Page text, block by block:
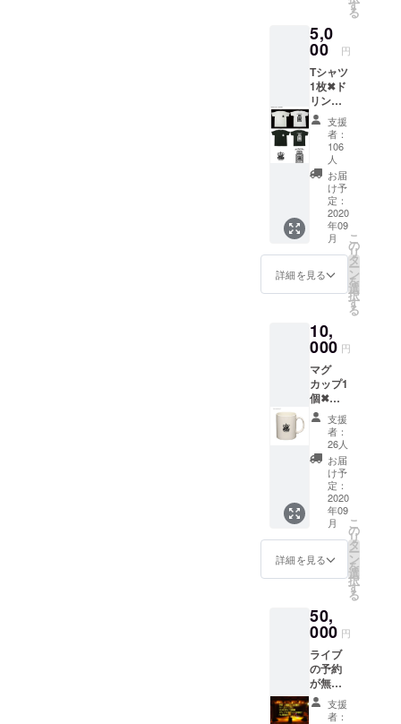
=cotton
100%
PP袋入
れ ドリ
ンクチ
ケット
有効期
限 2020
年9月～
2021年
3月まで
有効
す
る
5,0
00 円
Tシャツ
1枚✖ド
リンク
チケッ
ト3枚
VOXX
10th T-
shirts
サイズ
=S/M/L/
XL カ
ラー=ホ
ワイト/
ブラッ
ク 材質
れ ドリ
ンクチ
有効期
限 2020
年9月～
2021年
3月まで
有効
支援
者：
106
人
お届
け予
定：
2020
年09
月
詳細を見る
こ
の
リ
タ
ー
ン
を
選
択
す
る
10,
000 円
マグ
カップ1
個✖バ
ンダナ1
枚✖T
シャツ1
枚 ドリ
ンクチ
ケット5
VOXX
10th
MUG
CUP サ
イズ=直
96mm
カラー=
ホワイ
ト 材質
=ストー
ンウエ
ア 容量
支援
者：
26人
お届
け予
定：
2020
年09
月
詳細を見る
こ
の
リ
タ
ー
ン
を
選
択
す
る
50,
000 円
ライブ
の予約
が無い
平日の
月曜日
支援
者：